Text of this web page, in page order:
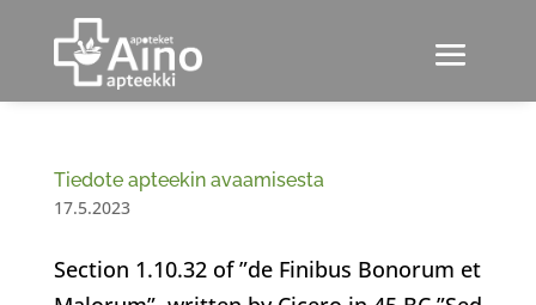
Tiedote apteekin avaamisesta
17.5.2023
Section 1.10.32 of ”de Finibus Bonorum et